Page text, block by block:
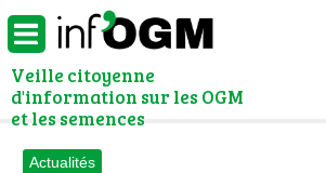
Veille citoyenne
d'information sur les OGM
et les semences
Actualités